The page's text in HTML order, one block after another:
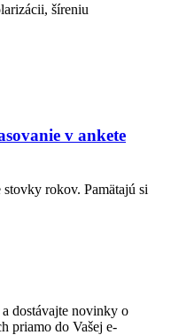
šíreniu
v ankete
rokov. Pamätajú si
a dostávajte novinky o
priamo do Vašej e-